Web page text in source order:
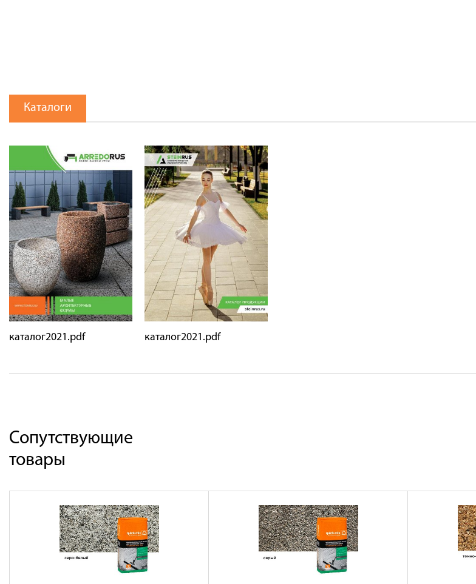
Каталоги
каталог2021.pdf каталог2021.pdf
Сопутствующие
товары